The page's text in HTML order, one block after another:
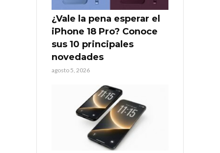
¿Vale la pena esperar el
iPhone 18 Pro? Conoce
sus 10 principales
novedades
agosto 5, 2026